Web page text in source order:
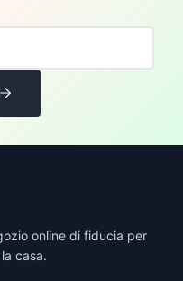
online di fiducia per
casa.